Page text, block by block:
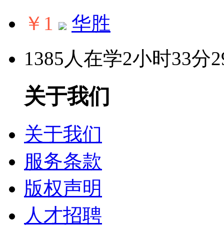
￥1
华胜
1385人在学2小时33分
关于我们
关于我们
服务条款
版权声明
人才招聘